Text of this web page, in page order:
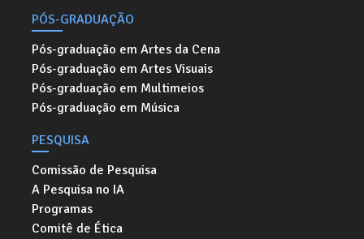
PÓS-GRADUAÇÃO
Pós-graduação em Artes da Cena
Pós-graduação em Artes Visuais
Pós-graduação em Multimeios
Pós-graduação em Música
PESQUISA
Comissão de Pesquisa
A Pesquisa no IA
Programas
Comitê de Ética